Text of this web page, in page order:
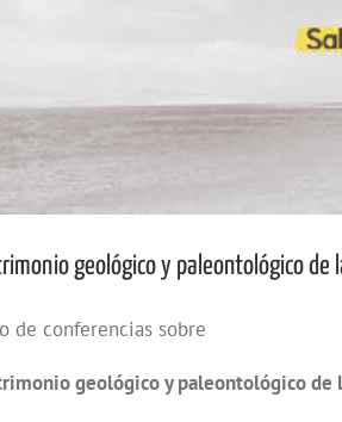
geológico y paleontológico de
de conferencias sobre
geológico y paleontológico de